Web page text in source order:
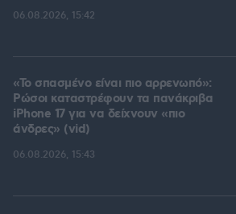
06.08.2026, 15:42
«Το σπασμένο είναι πιο αρρενωπό»:
Ρώσοι καταστρέφουν τα πανάκριβα
iPhone 17 για να δείχνουν «πιο
άνδρες» (vid)
06.08.2026, 15:43